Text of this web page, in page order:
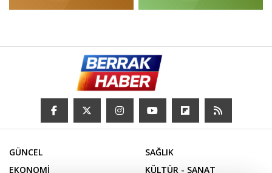
GÜNCEL
EKONOMİ
SAĞLIK
KÜLTÜR - SANAT